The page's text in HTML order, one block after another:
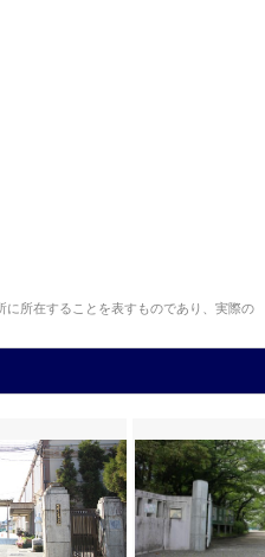
所在することを表すものであり、実際の